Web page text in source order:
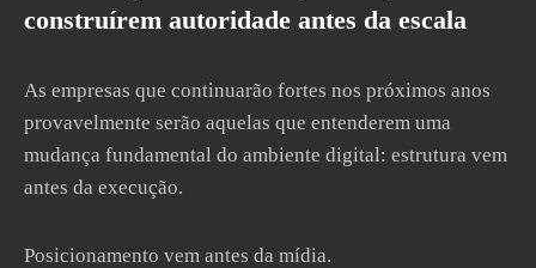
construírem autoridade antes da escala
As empresas que continuarão fortes nos próximos anos
provavelmente serão aquelas que entenderem uma
mudança fundamental do ambiente digital: estrutura vem
antes da execução.
Posicionamento vem antes da mídia.